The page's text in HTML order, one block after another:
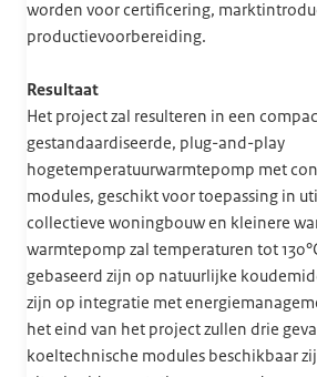
worden voor certificering,
productievoorbereiding.
Resultaat
Het project zal resulteren in een
gestandaardiseerde, plug-and-play
hogetemperatuurwarmtepomp met
modules, geschikt voor toepassing in
collectieve woningbouw en kleinere
warmtepomp zal temperaturen tot
gebaseerd zijn op natuurlijke
zijn op integratie met
het eind van het project zullen drie
koeltechnische modules beschikbaar